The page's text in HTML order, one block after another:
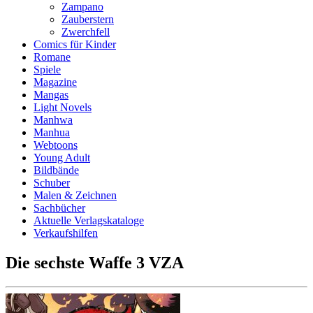
Zampano
Zauberstern
Zwerchfell
Comics für Kinder
Romane
Spiele
Magazine
Mangas
Light Novels
Manhwa
Manhua
Webtoons
Young Adult
Bildbände
Schuber
Malen & Zeichnen
Sachbücher
Aktuelle Verlagskataloge
Verkaufshilfen
Die sechste Waffe 3 VZA